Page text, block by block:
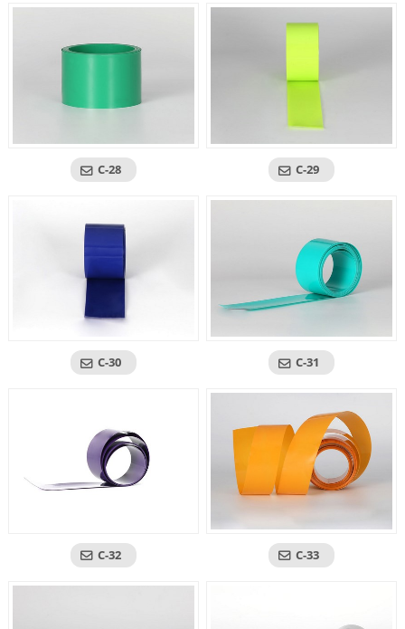
C-28 C-29
C-30 C-31
C-32 C-33